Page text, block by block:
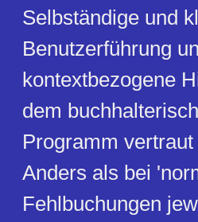
Selbständige und
Benutzerführung
kontextbezogene
dem
Programm
Anders als bei
Fehlbuchungen